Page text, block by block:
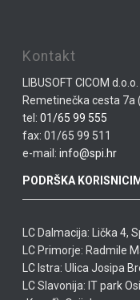
Kontakt
LIBUSOFT CICOM d.o.o.
Remetinečka cesta 7a
tel:01/65 99 555
fax: 01/65 99 511
e-mail:info@spi.hr
PODRŠKA
LC Dalmacija: Lička 4,
LC Primorje: Radmile
LC Istra: Ulica Josipa
LC Slavonija: IT park